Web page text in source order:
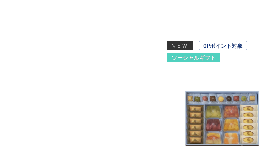
NEW
OPポイント対象
ソーシャルギフト